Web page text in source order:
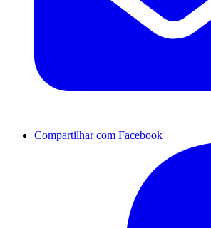
Compartilhar com Facebook